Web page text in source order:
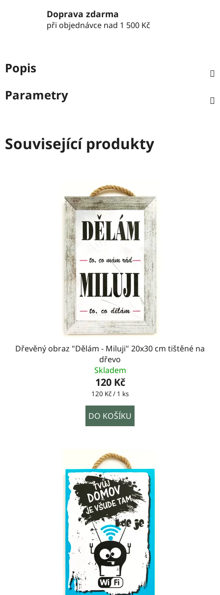
Doprava zdarma
při objednávce nad 1 500 Kč
Popis
Parametry
Související produkty
Dřevěný obraz "Dělám - Miluji" 20x30 cm tištěné na
dřevo
Skladem
120 Kč
Měrná
120 Kč / 1 ks
DO KOŠÍKU